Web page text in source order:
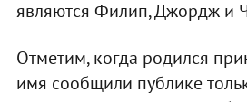
являются Филип, Джордж и
Отметим, когда родился
имя сообщили публике